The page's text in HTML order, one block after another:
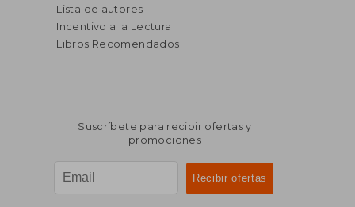
Lista de autores
Incentivo a la Lectura
Libros Recomendados
Suscríbete para recibir ofertas y
promociones